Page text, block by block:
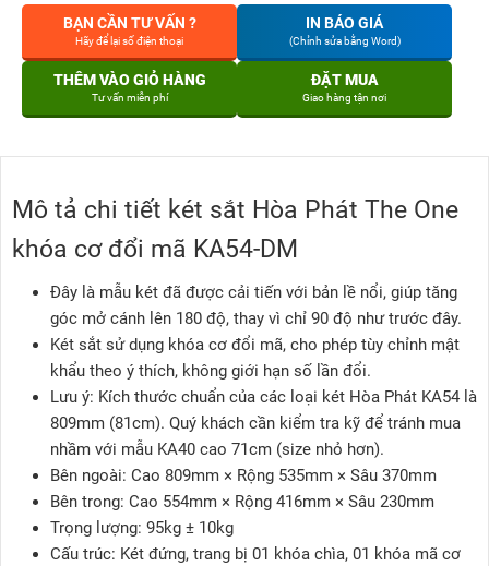
BẠN CẦN TƯ VẤN ?
Hãy để lại số điện thoại
IN BÁO GIÁ
(Chỉnh sửa bằng Word)
THÊM VÀO GIỎ HÀNG
Tư vấn miễn phí
ĐẶT MUA
Giao hàng tận nơi
Mô tả chi tiết két sắt Hòa Phát The One
khóa cơ đổi mã KA54-DM
Đây là mẫu két đã được cải tiến với bản lề nổi, giúp tăng
góc mở cánh lên 180 độ, thay vì chỉ 90 độ như trước đây.
Két sắt sử dụng khóa cơ đổi mã, cho phép tùy chỉnh mật
khẩu theo ý thích, không giới hạn số lần đổi.
Lưu ý: Kích thước chuẩn của các loại két Hòa Phát KA54 là
809mm (81cm). Quý khách cần kiểm tra kỹ để tránh mua
nhầm với mẫu KA40 cao 71cm (size nhỏ hơn).
Bên ngoài: Cao 809mm × Rộng 535mm × Sâu 370mm
Bên trong: Cao 554mm × Rộng 416mm × Sâu 230mm
Trọng lượng: 95kg ± 10kg
Cấu trúc: Két đứng, trang bị 01 khóa chìa, 01 khóa mã cơ